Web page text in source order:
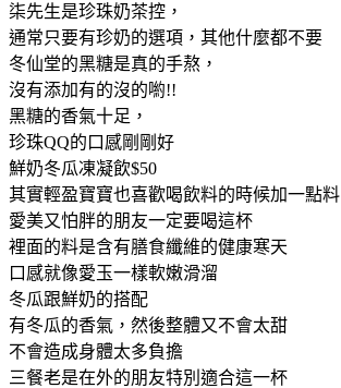
柒先生是珍珠奶茶控，
通常只要有珍奶的選項，其他什麼都不要
冬仙堂的黑糖是真的手熬，
沒有添加有的沒的喲!!
黑糖的香氣十足，
珍珠QQ的口感剛剛好
鮮奶冬瓜凍凝飲$50
其實輕盈寶寶也喜歡喝飲料的時候加一點料
愛美又怕胖的朋友一定要喝這杯
裡面的料是含有膳食纖維的健康寒天
口感就像愛玉一樣軟嫩滑溜
冬瓜跟鮮奶的搭配
有冬瓜的香氣，然後整體又不會太甜
不會造成身體太多負擔
三餐老是在外的朋友特別適合這一杯